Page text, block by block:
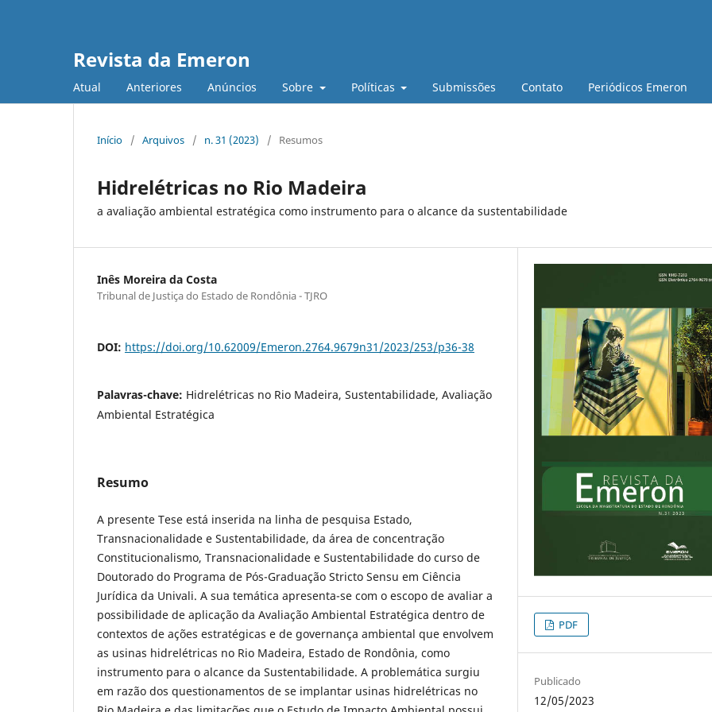
Revista da Emeron
Atual Anteriores Anúncios Sobre Políticas Submissões Contato Periódicos Emeron
Início / Arquivos / n. 31 (2023) / Resumos
Hidrelétricas no Rio Madeira
a avaliação ambiental estratégica como instrumento para o alcance da sustentabilidade
Inês Moreira da Costa
Tribunal de Justiça do Estado de Rondônia - TJRO
DOI: https://doi.org/10.62009/Emeron.2764.9679n31/2023/253/p36-38
Palavras-chave: Hidrelétricas no Rio Madeira, Sustentabilidade, Avaliação
Ambiental Estratégica
Resumo
A presente Tese está inserida na linha de pesquisa Estado,
Transnacionalida­de e Sustentabilidade, da área de concentração
Constitucionalismo, Trans­nacionalidade e Sustentabilidade do curso de
Doutorado do Programa de Pós-Graduação Stricto Sensu em Ciência
Jurídica da Univali. A sua temática apresenta-se com o escopo de avaliar a
possibilidade de aplicação da Ava­liação Ambiental Estratégica dentro de
contextos de ações estratégicas e de governança ambiental que envolvem
as usinas hidrelétricas no Rio Madeira, Estado de Rondônia, como
instrumento para o alcance da Sustentabilidade. A problemática surgiu
em razão dos questionamentos de se implantar usinas hidrelétricas no
PDF
Publicado
12/05/2023